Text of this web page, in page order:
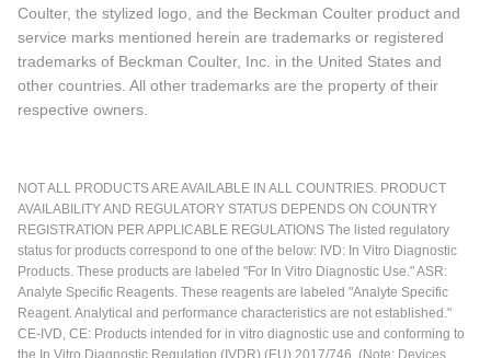
Coulter, the stylized logo, and the Beckman Coulter product and
service marks mentioned herein are trademarks or registered
trademarks of Beckman Coulter, Inc. in the United States and
other countries. All other trademarks are the property of their
respective owners.
NOT ALL PRODUCTS ARE AVAILABLE IN ALL COUNTRIES. PRODUCT
AVAILABILITY AND REGULATORY STATUS DEPENDS ON COUNTRY
REGISTRATION PER APPLICABLE REGULATIONS The listed regulatory
status for products correspond to one of the below: IVD: In Vitro Diagnostic
Products. These products are labeled "For In Vitro Diagnostic Use." ASR:
Analyte Specific Reagents. These reagents are labeled "Analyte Specific
Reagent. Analytical and performance characteristics are not established."
CE-IVD, CE: Products intended for in vitro diagnostic use and conforming to
the In Vitro Diagnostic Regulation (IVDR) (EU) 2017/746. (Note: Devices